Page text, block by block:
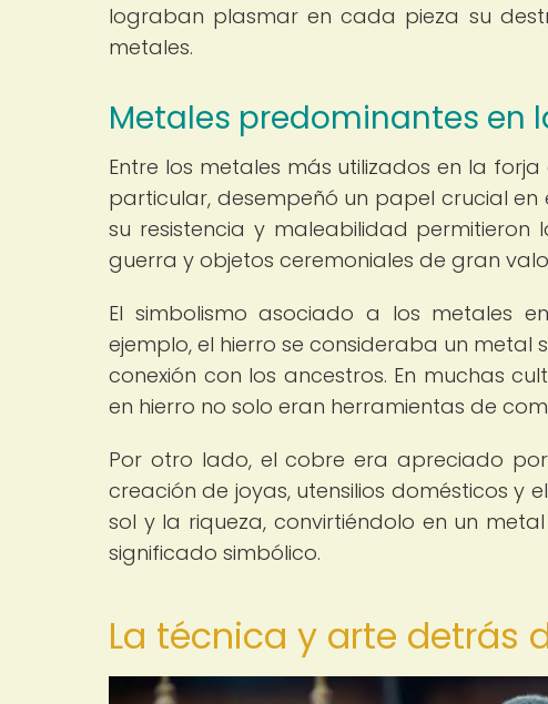
lograban plasmar en cada pieza su
metales.
Metales predominantes en
Entre los metales más utilizados en la
particular, desempeñó un papel crucial
su resistencia y maleabilidad
guerra y objetos ceremoniales de gran
El simbolismo asociado a los metales
ejemplo, el hierro se consideraba un
conexión con los ancestros. En muchas
en hierro no solo eran herramientas de
Por otro lado, el cobre era apreciado
creación de joyas, utensilios domésticos y
sol y la riqueza, convirtiéndolo en un
significado simbólico.
La técnica y arte detrás